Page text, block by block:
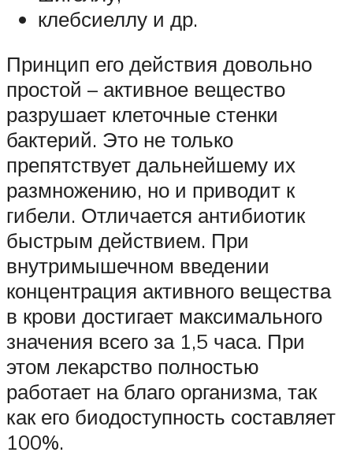
клебсиеллу и др.
Принцип его действия довольно
простой – активное вещество
разрушает клеточные стенки
бактерий. Это не только
препятствует дальнейшему их
размножению, но и приводит к
гибели. Отличается антибиотик
быстрым действием. При
внутримышечном введении
концентрация активного вещества
в крови достигает максимального
значения всего за 1,5 часа. При
этом лекарство полностью
работает на благо организма, так
как его биодоступность составляет
100%.